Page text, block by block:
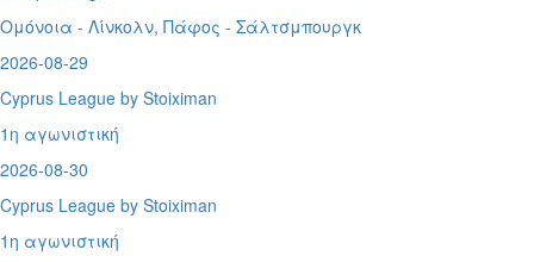
Ομόνοια - Λίνκολν, Πάφος - Σάλτσμπουργκ
2026-08-29
Cyprus League by Stoiximan
1η αγωνιστική
2026-08-30
Cyprus League by Stoiximan
1η αγωνιστική